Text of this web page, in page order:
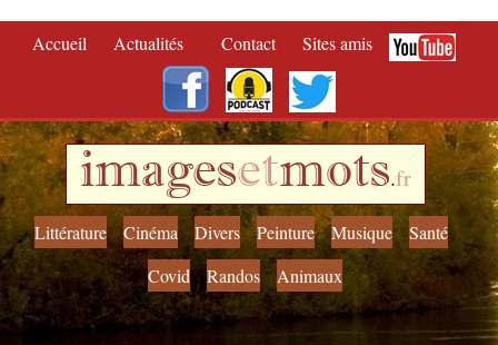
Accueil Actualités Contact Sites amis
imagesetmots.fr
Littérature Cinéma Divers Peinture Musique
Santé
Covid
Randos Animaux